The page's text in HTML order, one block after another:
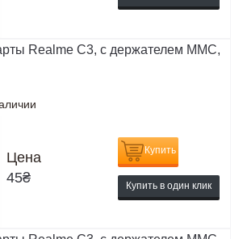
Realme C3, c держателем MMC,
Цена
45₴
Купить
Купить в один клик